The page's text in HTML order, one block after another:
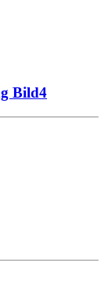
Bild4